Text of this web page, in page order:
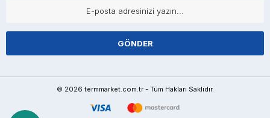
GÖNDER
© 2026 termmarket.com.tr - Tüm Hakları Saklıdır.